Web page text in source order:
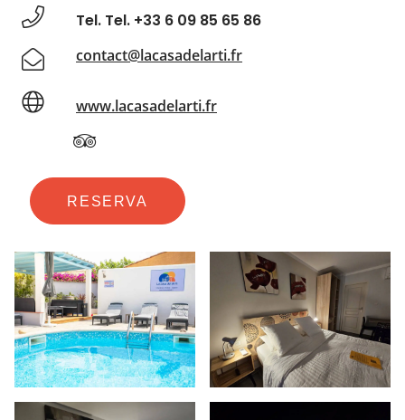
Tel. Tel. +33 6 09 85 65 86
contact@lacasadelarti.fr
www.lacasadelarti.fr
RESERVA